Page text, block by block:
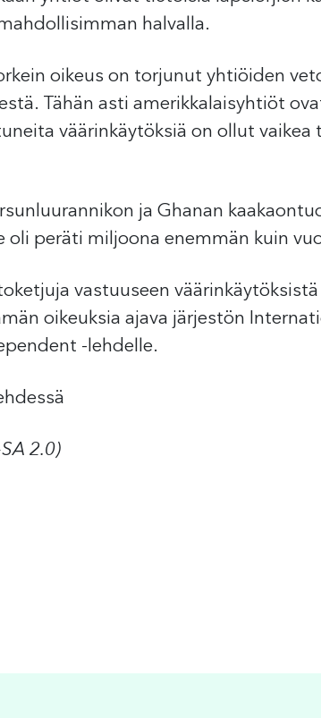
halvalla.
oikeus on torjunut yhtiöiden
Tähän asti amerikkalaisyhtiöt
väärinkäytöksiä on ollut vaikea
ja Ghanan
oli peräti miljoona enemmän kuin
vastuuseen
oikeuksia ajava järjestön
-lehdelle.
2.0)